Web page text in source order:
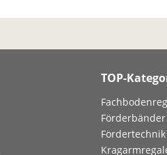
TOP-
Förderbänder
Fördertechnik